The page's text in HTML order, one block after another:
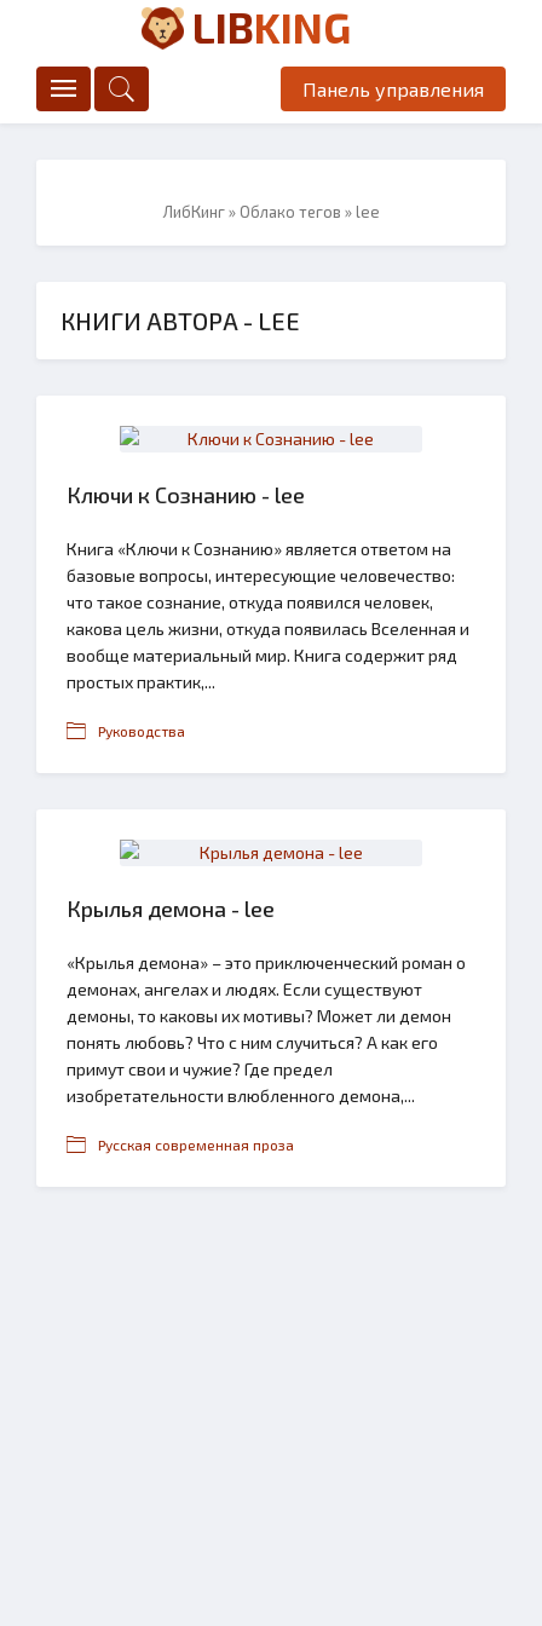
LIBKING
Панель управления
ЛибКинг» Облако тегов » lee
КНИГИ АВТОРА - LEE
Ключи к Сознанию - lee
Книга «Ключи к Сознанию» является ответом на
базовые вопросы, интересующие человечество:
что такое сознание, откуда появился человек,
какова цель жизни, откуда появилась Вселенная и
вообще материальный мир. Книга содержит ряд
простых практик,...
Руководства
Крылья демона - lee
«Крылья демона» – это приключенческий роман о
демонах, ангелах и людях. Если существуют
демоны, то каковы их мотивы? Может ли демон
понять любовь? Что с ним случиться? А как его
примут свои и чужие? Где предел
изобретательности влюбленного демона,...
Русская современная проза